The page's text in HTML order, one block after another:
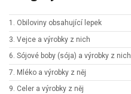
1. Obiloviny obsahující lepek
3. Vejce a výrobky z nich
6. Sójové boby (sója) a výrobky z nich
7. Mléko a výrobky z něj
9. Celer a výrobky z něj